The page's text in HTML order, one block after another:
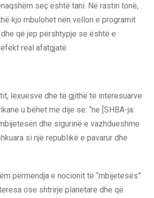
seç është tani. Në rastin tonë,
kjo mbulohet nën vellon e programit
që jep përshtypje se është e
real afatgjatë.
lexuesve dhe të gjithë të interesuarve
u bëhet me dije se: “ne [SHBA-ja:
dhe sigurinë e vazhdueshme
si një republikë e pavarur dhe
përmendja e nocionit të “mbijetesës”
ose shtrirje planetare dhe që